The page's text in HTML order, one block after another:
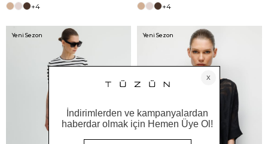
+4 +4
Yeni Sezon Yeni Sezon